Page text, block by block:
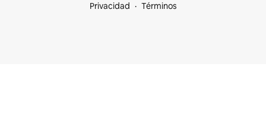
Privacidad
Términos